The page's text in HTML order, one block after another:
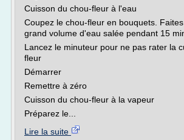
Cuisson du chou-fleur à l'eau
Coupez le chou-fleur en bouquets.
grand volume d'eau salée pendant 15
Lancez le minuteur pour ne pas rater la
fleur
Démarrer
Remettre à zéro
Cuisson du chou-fleur à la vapeur
Préparez le...
Lire la suite